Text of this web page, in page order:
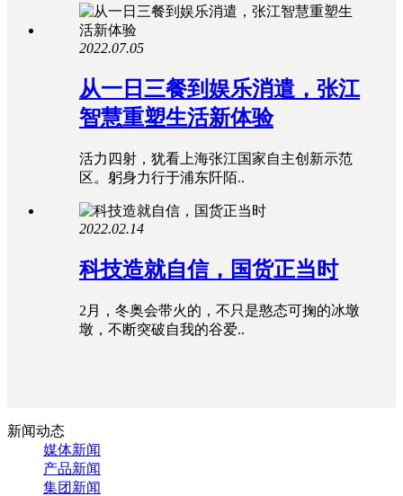
2022.07.05
从一日三餐到娱乐消遣，张江
智慧重塑生活新体验
活力四射，犹看上海张江国家自主创新示范
区。躬身力行于浦东阡陌..
2022.02.14
科技造就自信，国货正当时
2月，冬奥会带火的，不只是憨态可掬的冰墩
墩，不断突破自我的谷爱..
新闻动态
媒体新闻
产品新闻
集团新闻